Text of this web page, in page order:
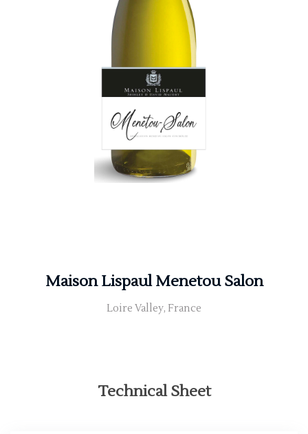
Maison Lispaul Menetou Salon
Loire Valley, France
Technical Sheet